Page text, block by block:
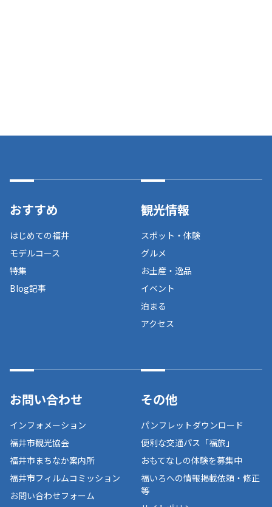
おすすめ
はじめての福井
モデルコース
特集
Blog記事
観光情報
スポット・体験
グルメ
お土産・逸品
イベント
泊まる
アクセス
お問い合わせ
インフォメーション
福井市観光協会
福井市まちなか案内所
福井市フィルムコミッション
お問い合わせフォーム
その他
パンフレットダウンロード
便利な交通パス「福旅」
おもてなしの体験を募集中
福いろへの情報掲載依頼・修正
等